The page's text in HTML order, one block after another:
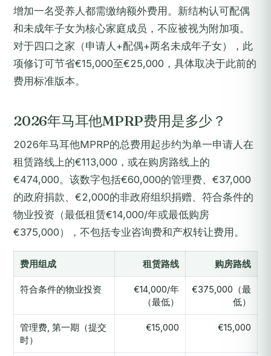
增加一名受养人都需缴纳额外费用。新结构认可配偶
和未成年子女为核心家庭成员，不应被视为附加项。
对于四口之家（申请人+配偶+两名未成年子女），此
项修订可节省€15,000至€25,000，具体取决于此前的
费用标准版本。
2026年马耳他MPRP费用是多少？
2026年马耳他MPRP的总费用起步约为单一申请人在
租赁路线上的€113,000，或在购房路线上的
€474,000。该数字包括€60,000的管理费、€37,000
的政府捐款、€2,000的非政府组织捐赠、符合条件的
物业投资（最低租赁€14,000/年或最低购房
€375,000），不包括专业咨询费和产权转让费用。
费用组成 租赁路线 购房路线
符合条件的物业投资
€14,000/年
（最低）
€375,000（最
低）
管理费, 第一期（提交
时）
€15,000 €15,000